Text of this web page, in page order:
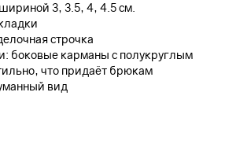
3, 3.5, 4, 4.5 см.
строчка
боковые карманы с полукруглым
что придаёт брюкам
вид